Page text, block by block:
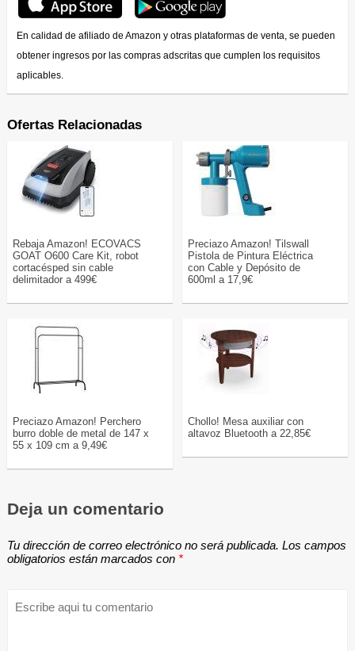
En calidad de afiliado de Amazon y otras plataformas de venta, se pueden
obtener ingresos por las compras adscritas que cumplen los requisitos
aplicables.
Ofertas Relacionadas
Rebaja Amazon! ECOVACS
GOAT O600 Care Kit, robot
cortacésped sin cable
delimitador a 499€
Preciazo Amazon! Tilswall
Pistola de Pintura Eléctrica
con Cable y Depósito de
600ml a 17,9€
Preciazo Amazon! Perchero
burro doble de metal de 147 x
55 x 109 cm a 9,49€
Chollo! Mesa auxiliar con
altavoz Bluetooth a 22,85€
Deja un comentario
Tu dirección de correo electrónico no será publicada. Los campos
obligatorios están marcados con *